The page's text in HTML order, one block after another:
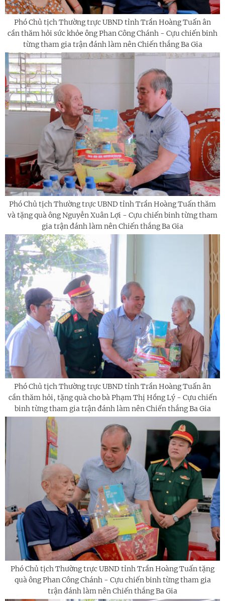
Phó Chủ tịch Thường trực UBND tỉnh Trần Hoàng Tuấn ân
cần thăm hỏi sức khỏe ông Phan Công Chánh - Cựu chiến binh
từng tham gia trận đánh làm nên Chiến thắng Ba Gia
Phó Chủ tịch Thường trực UBND tỉnh Trần Hoàng Tuấn thăm
và tặng quà ông Nguyễn Xuân Lợi - Cựu chiến binh từng tham
gia trận đánh làm nên Chiến thắng Ba Gia
Phó Chủ tịch Thường trực UBND tỉnh Trần Hoàng Tuấn ân
cần thăm hỏi, tặng quà cho bà Phạm Thị Hồng Lý - Cựu chiến
binh từng tham gia trận đánh làm nên Chiến thắng Ba Gia
Phó Chủ tịch Thường trực UBND tỉnh Trần Hoàng Tuấn tặng
quà ông Phan Công Chánh - Cựu chiến binh từng tham gia
trận đánh làm nên Chiến thắng Ba Gia